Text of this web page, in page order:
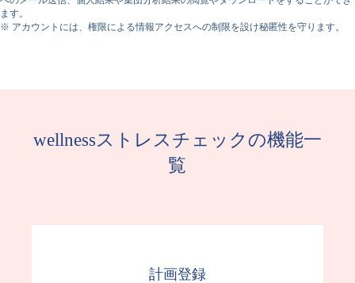
ます。
※ アカウントには、権限による情報アクセスへの制限を設け秘匿性を守ります。
wellnessストレスチェックの機能一
覧
計画登録